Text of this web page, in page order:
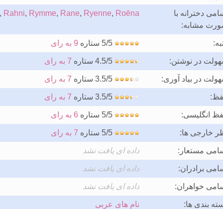
دخترانه با
مشابه:
, Rahni, Rymme, Rane, Ryenne, Roēna
5/5 ستاره 9 به رای
در نوشتن: 4.5/5 ستاره 7 به رای
در بیاد آوری: 3.5/5 ستاره 7 به رای
3.5/5 ستاره 7 به رای
انگلیسی: 5/5 ستاره 6 به رای
خارجی ها: 5/5 ستاره 7 به رای
مستعار: داده ای یافت نشد
برادران: داده ای یافت نشد
خواهران: داده ای یافت نشد
بندی ها: نام های عربی